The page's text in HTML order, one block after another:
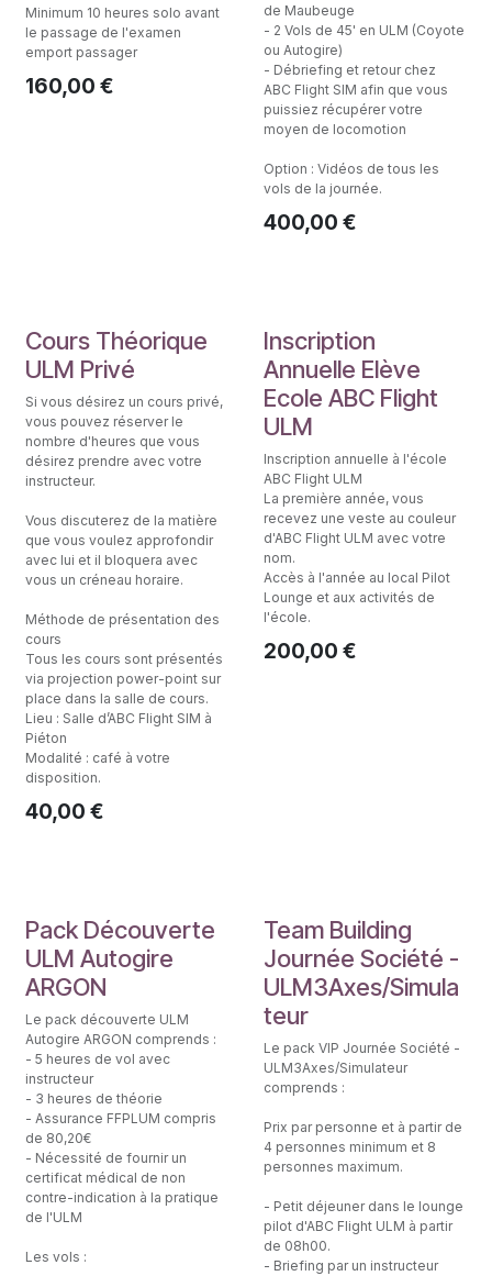
Minimum 10 heures solo avant
le passage de l'examen
emport passager
160,00 €
de Maubeuge
- 2 Vols de 45' en ULM (Coyote
ou Autogire)
- Débriefing et retour chez
ABC Flight SIM afin que vous
puissiez récupérer votre
moyen de locomotion
Option : Vidéos de tous les
vols de la journée.
400,00 €
Théorie Pilote ULM
Cours Théorique
ULM Privé
Si vous désirez un cours privé,
vous pouvez réserver le
nombre d'heures que vous
désirez prendre avec votre
instructeur.
Vous discuterez de la matière
que vous voulez approfondir
avec lui et il bloquera avec
vous un créneau horaire.
Méthode de présentation des
cours
Tous les cours sont présentés
via projection power-point sur
place dans la salle de cours.
Lieu : Salle d’ABC Flight SIM à
Piéton
Modalité : café à votre
disposition.
40,00 €
1 an Elève
Inscription
Annuelle Elève
Ecole ABC Flight
ULM
Inscription annuelle à l'école
ABC Flight ULM
La première année, vous
recevez une veste au couleur
d'ABC Flight ULM avec votre
nom.
Accès à l'année au local Pilot
Lounge et aux activités de
l'école.
200,00 €
Initiation au pilotage
Pack Découverte
ULM Autogire
ARGON
Le pack découverte ULM
Autogire ARGON comprends :
- 5 heures de vol avec
instructeur
- 3 heures de théorie
- Assurance FFPLUM compris
de 80,20€
- Nécessité de fournir un
certificat médical de non
contre-indication à la pratique
de l'ULM
Les vols :
PACK VIP SOCIETE
Team Building
Journée Société -
ULM3Axes/Simula
teur
Le pack VIP Journée Société -
ULM3Axes/Simulateur
comprends :
Prix par personne et à partir de
4 personnes minimum et 8
personnes maximum.
- Petit déjeuner dans le lounge
pilot d'ABC Flight ULM à partir
de 08h00.
- Briefing par un instructeur